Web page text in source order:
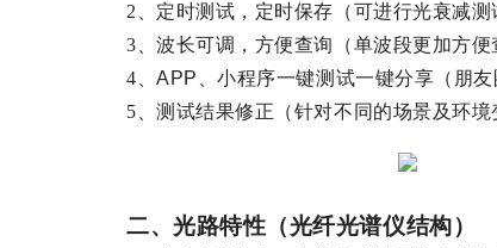
2、定时测试，定时保存（可进行光衰减测
3、波长可调，方便查询（单波段更加方便
4、APP
、小程序一键测试一键分享（朋
5、测试结果修正（针对不同的场景及环境
二、光路特性（光纤光谱仪结构）